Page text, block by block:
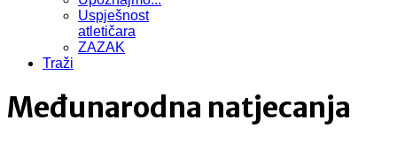
Uspješnost
atletičara
ZAZAK
Traži
Međunarodna natjecanja